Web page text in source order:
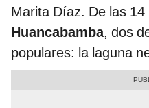
Marita Díaz. De las
Huancabamba, dos
populares: la laguna